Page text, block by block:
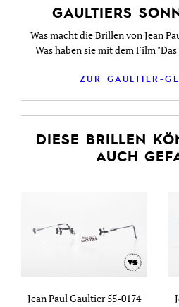
GAULTIERS
Was macht die Brillen von Jean
Was haben sie mit dem Film
ZUR GAULTIER-
DIESE BRILLEN
AUCH
Jean Paul Gaultier 55-0174